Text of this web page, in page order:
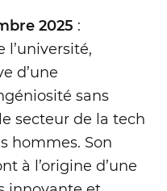
2025 :
d’une
sans
secteur de la tech
hommes. Son
à l’origine d’une